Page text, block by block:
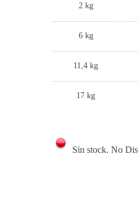
2 kg
6 kg
11,4 kg
17 kg
Sin stock. No